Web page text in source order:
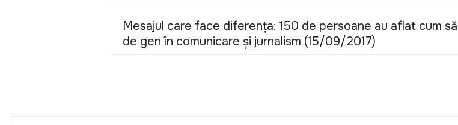
Mesajul care face diferența: 150 de persoane au aflat cum
de gen în comunicare și jurnalism (15/09/2017)